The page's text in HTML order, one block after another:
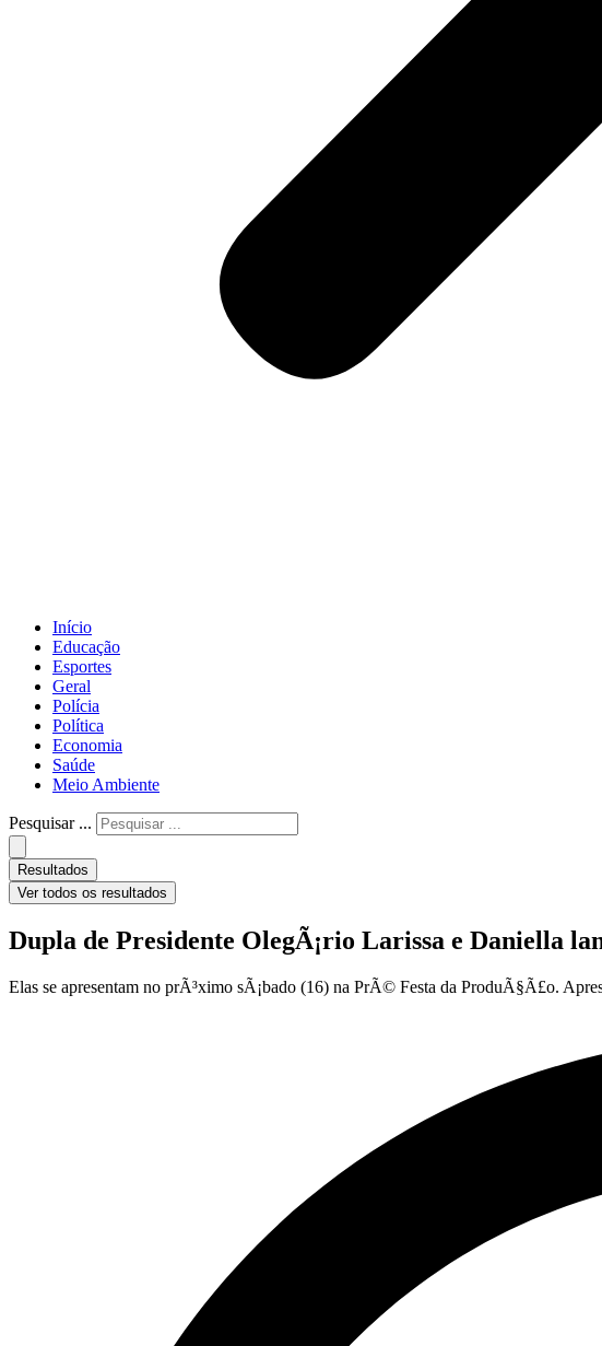
Início
Educação
Esportes
Geral
Polícia
Política
Economia
Saúde
Meio Ambiente
Pesquisar ...
Resultados
Ver todos os resultados
Dupla de Presidente OlegÃ¡rio Larissa e Daniella
Elas se apresentam no prÃ³ximo sÃ¡bado (16) na PrÃ© Festa da ProduÃ§Ã£o.